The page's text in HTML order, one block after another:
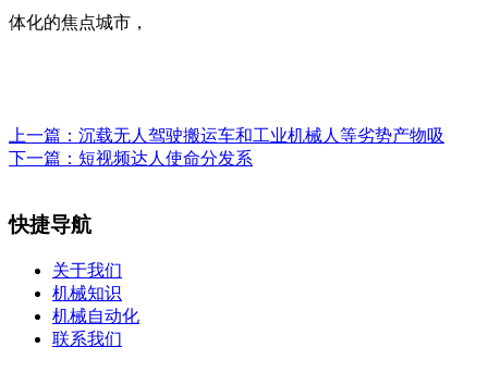
体化的焦点城市，
上一篇： 沉载无人驾驶搬运车和工业机械人等劣势产物吸
下一篇： 短视频达人使命分发系
快捷导航
关于我们
机械知识
机械自动化
联系我们